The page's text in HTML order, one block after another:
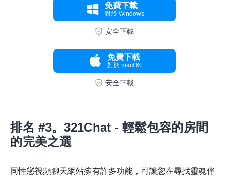
免費下載
對於 Windows
安全下載
免費下載
對於 macOS
安全下載
排名 #3。321Chat - 輕鬆包容的房間
的完美之選
同性戀視頻聊天網站擁有許多功能，可讓您在尋找靈魂伴